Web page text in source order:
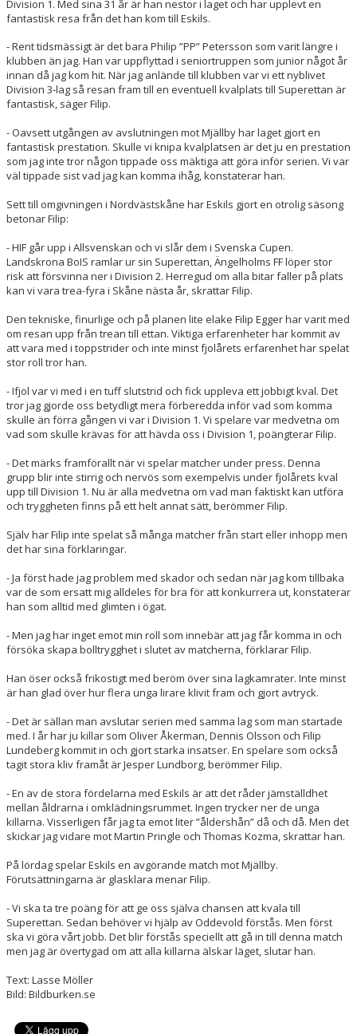
Division 1. Med sina 31 år är han nestor i laget och har upplevt en
fantastisk resa från det han kom till Eskils.
- Rent tidsmässigt är det bara Philip ”PP” Petersson som varit längre i
klubben än jag. Han var uppflyttad i seniortruppen som junior något år
innan då jag kom hit. När jag anlände till klubben var vi ett nyblivet
Division 3-lag så resan fram till en eventuell kvalplats till Superettan är
fantastisk, säger Filip.
- Oavsett utgången av avslutningen mot Mjällby har laget gjort en
fantastisk prestation. Skulle vi knipa kvalplatsen är det ju en prestation
som jag inte tror någon tippade oss mäktiga att göra inför serien. Vi var
väl tippade sist vad jag kan komma ihåg, konstaterar han.
Sett till omgivningen i Nordvästskåne har Eskils gjort en otrolig säsong
betonar Filip:
- HIF går upp i Allsvenskan och vi slår dem i Svenska Cupen.
Landskrona BoIS ramlar ur sin Superettan, Ängelholms FF löper stor
risk att försvinna ner i Division 2. Herregud om alla bitar faller på plats
kan vi vara trea-fyra i Skåne nästa år, skrattar Filip.
Den tekniske, finurlige och på planen lite elake Filip Egger har varit med
om resan upp från trean till ettan. Viktiga erfarenheter har kommit av
att vara med i toppstrider och inte minst fjolårets erfarenhet har spelat
stor roll tror han.
- Ifjol var vi med i en tuff slutstrid och fick uppleva ett jobbigt kval. Det
tror jag gjorde oss betydligt mera förberedda inför vad som komma
skulle än förra gången vi var i Division 1. Vi spelare var medvetna om
vad som skulle krävas för att hävda oss i Division 1, poängterar Filip.
- Det märks framförallt när vi spelar matcher under press. Denna
grupp blir inte stirrig och nervös som exempelvis under fjolårets kval
upp till Division 1. Nu är alla medvetna om vad man faktiskt kan utföra
och tryggheten finns på ett helt annat sätt, berömmer Filip.
Själv har Filip inte spelat så många matcher från start eller inhopp men
det har sina förklaringar.
- Ja först hade jag problem med skador och sedan när jag kom tillbaka
var de som ersatt mig alldeles för bra för att konkurrera ut, konstaterar
han som alltid med glimten i ögat.
- Men jag har inget emot min roll som innebär att jag får komma in och
försöka skapa bolltrygghet i slutet av matcherna, förklarar Filip.
Han öser också frikostigt med beröm över sina lagkamrater. Inte minst
är han glad över hur flera unga lirare klivit fram och gjort avtryck.
- Det är sällan man avslutar serien med samma lag som man startade
med. I år har ju killar som Oliver Åkerman, Dennis Olsson och Filip
Lundeberg kommit in och gjort starka insatser. En spelare som också
tagit stora kliv framåt är Jesper Lundborg, berömmer Filip.
- En av de stora fördelarna med Eskils är att det råder jämställdhet
mellan åldrarna i omklädningsrummet. Ingen trycker ner de unga
killarna. Visserligen får jag ta emot liter ”åldershån” då och då. Men det
skickar jag vidare mot Martin Pringle och Thomas Kozma, skrattar han.
På lördag spelar Eskils en avgörande match mot Mjällby.
Förutsättningarna är glasklara menar Filip.
- Vi ska ta tre poäng för att ge oss själva chansen att kvala till
Superettan. Sedan behöver vi hjälp av Oddevold förstås. Men först
ska vi göra vårt jobb. Det blir förstås speciellt att gå in till denna match
men jag är övertygad om att alla killarna älskar läget, slutar han.
Text: Lasse Möller
Bild: Bildburken.se